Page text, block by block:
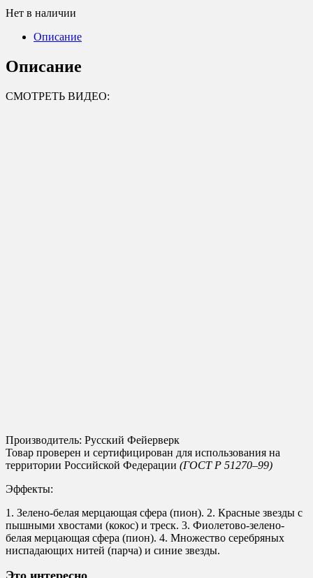
Нет в наличии
Описание
Описание
СМОТРЕТЬ ВИДЕО:
Производитель: Русский Фейерверк
Товар проверен и сертифицирован для использования на
территории Российской Федерации (ГОСТ Р 51270–99)
Эффекты:
1. Зелено-белая мерцающая сфера (пион). 2. Красные звезды с
пышными хвостами (кокос) и треск. 3. Фиолетово-зелено-
белая мерцающая сфера (пион). 4. Множество серебряных
ниспадающих нитей (парча) и синие звезды.
Это интересно